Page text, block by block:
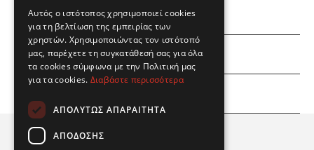
ΕΜΕΙΣ
ΕΣΕΙΣ
Αυτός ο ιστότοπος χρησιμοποιεί cookies
για τη βελτίωση της εμπειρίας των
χρηστών. Χρησιμοποιώντας τον ιστότοπό
μας, παρέχετε τη συγκατάθεσή σας για όλα
τα cookies σύμφωνα με την Πολιτική μας
για τα cookies. Διαβάστε περισσότερα
ΑΠΟΛΎΤΩΣ ΑΠΑΡΑΊΤΗΤΑ
ΑΠΌΔΟΣΗΣ